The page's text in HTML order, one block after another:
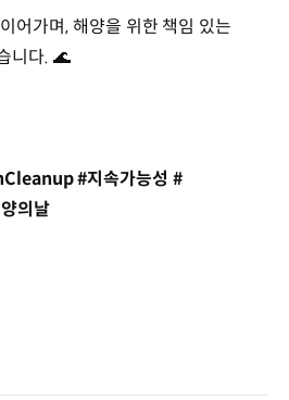
어가며, 해양을 위한 책임 있는
니다. 🌊
#지속가능성 #
의날